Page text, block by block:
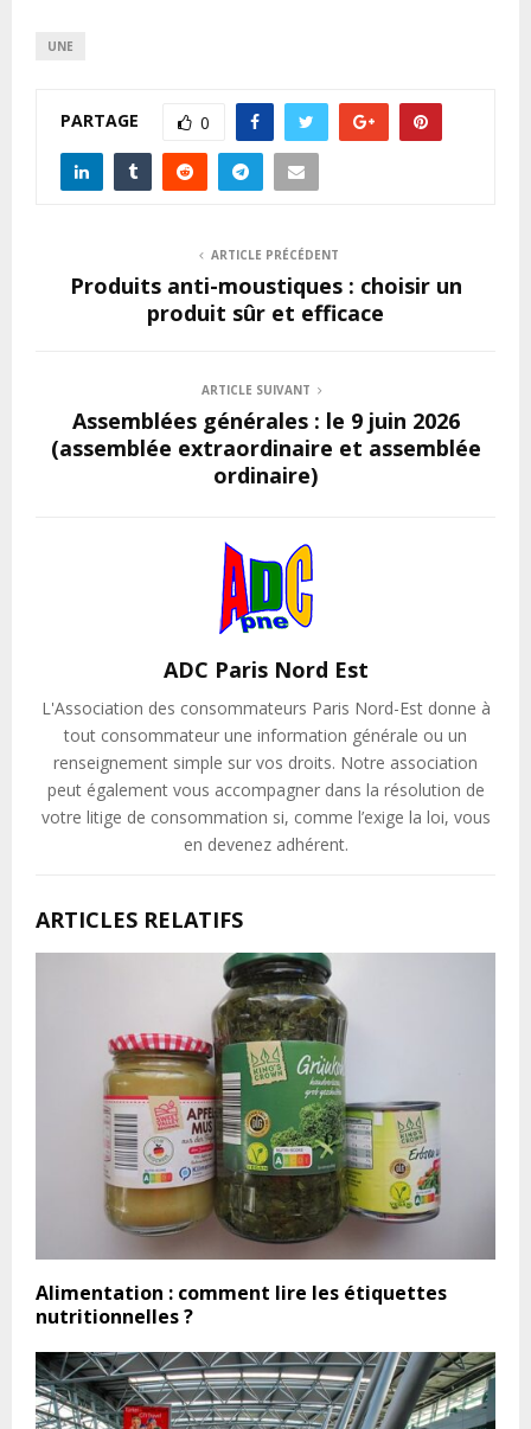
UNE
PARTAGE 0
ARTICLE PRÉCÉDENT
Produits anti-moustiques : choisir un
produit sûr et efficace
ARTICLE SUIVANT
Assemblées générales : le 9 juin 2026
(assemblée extraordinaire et assemblée
ordinaire)
ADC Paris Nord Est
L'Association des consommateurs Paris Nord-Est donne à
tout consommateur une information générale ou un
renseignement simple sur vos droits. Notre association
peut également vous accompagner dans la résolution de
votre litige de consommation si, comme l’exige la loi, vous
en devenez adhérent.
ARTICLES RELATIFS
Alimentation : comment lire les étiquettes
nutritionnelles ?